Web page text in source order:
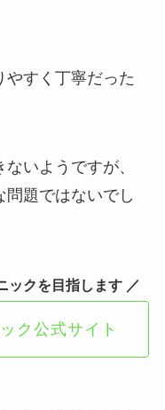
やすく丁寧だった
いようですが、
題ではないでし
ックを目指します ／
ク公式サイト